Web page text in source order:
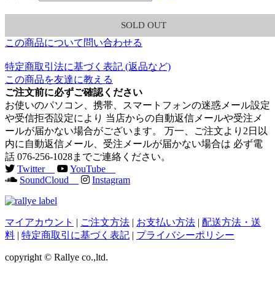
SOLD OUT
この商品について問い合わせる
特定商取引法に基づく表記 (返品など)
この商品を友達に教える
ご注文前に必ずご確認ください
お使いのパソコン、携帯、スマートフォンの迷惑メール設定
や受信拒否設定により 当店からの自動返信メールや受注メ
ールが届かない場合がございます。 万一、ご注文より2日以
内に自動返信メール、受注メールが届かない場合は 必ず電
話 076-256-1028までご連絡ください。
Twitter
YouTube
SoundCloud
Instagram
マイアカウント | ご注文方法 | お支払い方法 | 配送方法・送
料 | 特定商取引に基づく表記 | プライバシーポリシー
copyright © Rallye co.,ltd.